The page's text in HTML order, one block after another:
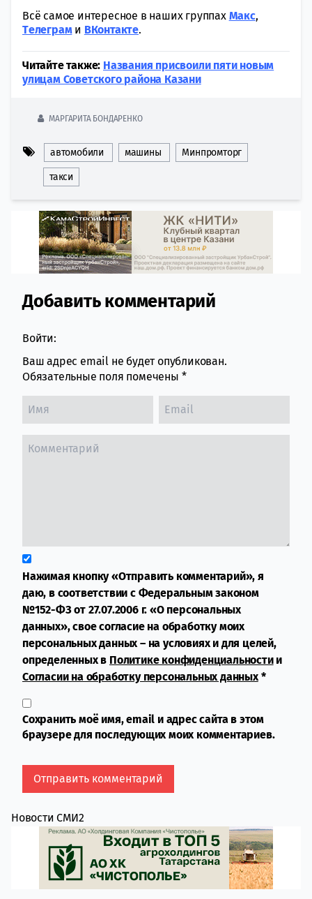
Всё самое интересное в наших группах Макс,
Tелеграми ВКонтакте.
Читайте также: Названия присвоили пяти новым
улицам Советского района Казани
МАРГАРИТА БОНДАРЕНКО
автомобили машины Минпромторг
такси
Comment section
Добавить комментарий
Войти:
Ваш адрес email не будет опубликован.
Обязательные поля помечены *
Нажимая кнопку «Отправить комментарий», я
даю, в соответствии с Федеральным законом
№152-ФЗ от 27.07.2006 г. «О персональных
данных», свое согласие на обработку моих
персональных данных – на условиях и для целей,
определенных в Политике конфиденциальностии
Согласии на обработку персональных данных*
Сохранить моё имя, email и адрес сайта в этом
браузере для последующих моих комментариев.
Новости СМИ2